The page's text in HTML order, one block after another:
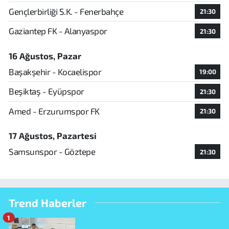
Gençlerbirliği S.K. - Fenerbahçe 21:30
Gaziantep FK - Alanyaspor 21:30
16 Ağustos, Pazar
Başakşehir - Kocaelispor
19:00
Beşiktaş - Eyüpspor 21:30
Amed - Erzurumspor FK 21:30
17 Ağustos, Pazartesi
Samsunspor - Göztepe
21:30
Trend Haberler
1